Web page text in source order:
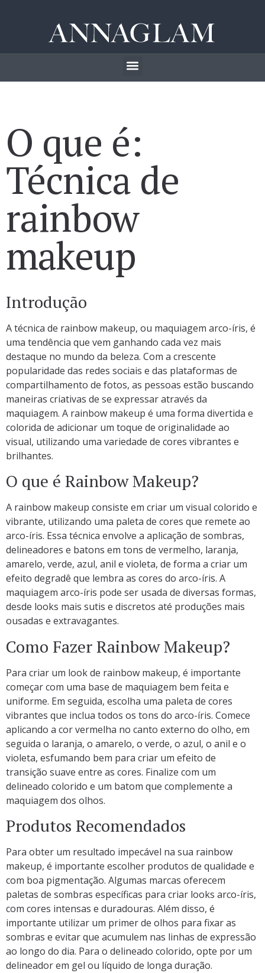
O que é:
Técnica de
rainbow
makeup
Introdução
A técnica de rainbow makeup, ou maquiagem arco-íris, é
uma tendência que vem ganhando cada vez mais
destaque no mundo da beleza. Com a crescente
popularidade das redes sociais e das plataformas de
compartilhamento de fotos, as pessoas estão buscando
maneiras criativas de se expressar através da
maquiagem. A rainbow makeup é uma forma divertida e
colorida de adicionar um toque de originalidade ao
visual, utilizando uma variedade de cores vibrantes e
brilhantes.
O que é Rainbow Makeup?
A rainbow makeup consiste em criar um visual colorido e
vibrante, utilizando uma paleta de cores que remete ao
arco-íris. Essa técnica envolve a aplicação de sombras,
delineadores e batons em tons de vermelho, laranja,
amarelo, verde, azul, anil e violeta, de forma a criar um
efeito degradê que lembra as cores do arco-íris. A
maquiagem arco-íris pode ser usada de diversas formas,
desde looks mais sutis e discretos até produções mais
ousadas e extravagantes.
Como Fazer Rainbow Makeup?
Para criar um look de rainbow makeup, é importante
começar com uma base de maquiagem bem feita e
uniforme. Em seguida, escolha uma paleta de cores
vibrantes que inclua todos os tons do arco-íris. Comece
aplicando a cor vermelha no canto externo do olho, em
seguida o laranja, o amarelo, o verde, o azul, o anil e o
violeta, esfumando bem para criar um efeito de
transição suave entre as cores. Finalize com um
delineado colorido e um batom que complemente a
maquiagem dos olhos.
Produtos Recomendados
Para obter um resultado impecável na sua rainbow
makeup, é importante escolher produtos de qualidade e
com boa pigmentação. Algumas marcas oferecem
paletas de sombras específicas para criar looks arco-íris,
com cores intensas e duradouras. Além disso, é
importante utilizar um primer de olhos para fixar as
sombras e evitar que acumulem nas linhas de expressão
ao longo do dia. Para o delineado colorido, opte por um
delineador em gel ou líquido de longa duração.